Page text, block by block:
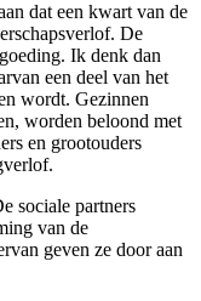
dat een kwart van de
De
Ik denk dan
een deel van het
wordt. Gezinnen
worden beloond met
en grootouders
sociale partners
van de
geven ze door aan